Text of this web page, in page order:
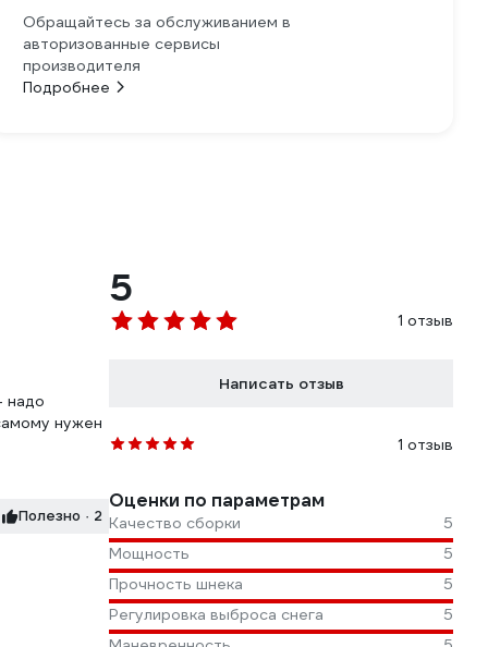
Обращайтесь за обслуживанием в
авторизованные сервисы
производителя
Подробнее
5
1 отзыв
Написать отзыв
1 отзыв
Оценки по параметрам
Качество сборки
5
Мощность
5
Прочность шнека
5
Регулировка выброса снега
5
надо
нужен
Полезно · 2